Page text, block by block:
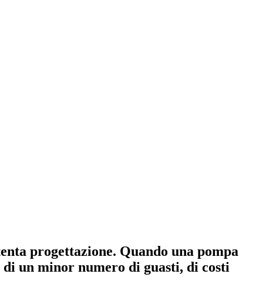
progettazione. Quando una pompa
un minor numero di guasti, di costi